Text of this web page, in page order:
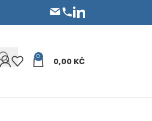
0 0,00 KČ